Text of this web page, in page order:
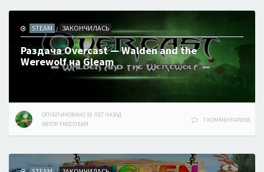
STEAM / ЗАКОНЧИЛАСЬ
Раздача Overcast — Walden and the
Werewolf на Gleam
ОПУБЛИКОВАНО 10 ЛЕТНАЗАД
АВТОР:FREESTEAM
7 КОММЕНТАРИЕВ